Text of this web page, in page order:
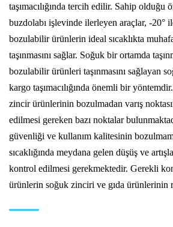
taşımacılığında tercih edilir. Sahip olduğu
buzdolabı işlevinde ilerleyen araçlar, -20°
bozulabilir ürünlerin ideal sıcaklıkta
taşınmasını sağlar. Soğuk bir ortamda
bozulabilir ürünleri taşınmasını sağlayan
kargo taşımacılığında önemli bir
zincir ürünlerinin bozulmadan varış
edilmesi gereken bazı noktalar
güvenliği ve kullanım kalitesinin
sıcaklığında meydana gelen düşüş ve
kontrol edilmesi gerekmektedir. Gerekli
ürünlerin soğuk zinciri ve gıda ürünlerinin